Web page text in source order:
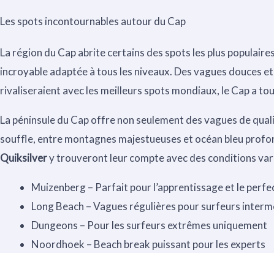
Les spots incontournables autour du Cap
La région du Cap abrite certains des spots les plus
incroyable adaptée à tous les niveaux. Des vagues douces
rivaliseraient avec les meilleurs spots mondiaux, le Cap a
La péninsule du Cap offre non seulement des vagues de
souffle, entre montagnes majestueuses et océan bleu
Quiksilvery trouveront leur compte avec des conditions
Muizenberg – Parfait pour l’apprentissage et le
Long Beach – Vagues régulières pour surfeurs
Dungeons – Pour les surfeurs extrêmes uniquement
Noordhoek – Beach break puissant pour les experts